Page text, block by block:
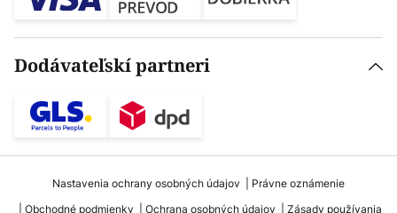
Dodávateľskí partneri
Nastavenia ochrany osobných údajov
Právne oznámenie
Obchodné podmienky
Ochrana osobných údajov Zásady používania